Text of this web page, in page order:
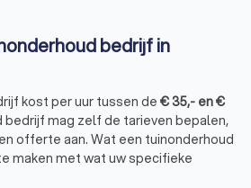
bedrijf in
kost per uur tussen de €35,- en€
bedrijf mag zelf de tarieven bepalen,
offerte aan. Wat een tuinonderhoud
maken met wat uw specifieke